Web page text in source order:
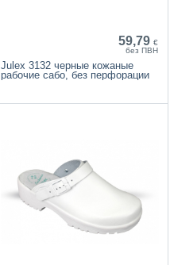
59,79 €
без ПВН
Julex 3132 черные кожаные
рабочие сабо, без перфорации